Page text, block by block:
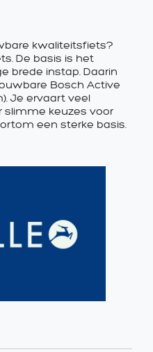
kwaliteitsfiets?
De basis is het
brede instap. Daarin
Bosch Active
Je ervaart veel
slimme keuzes voor
een sterke basis.